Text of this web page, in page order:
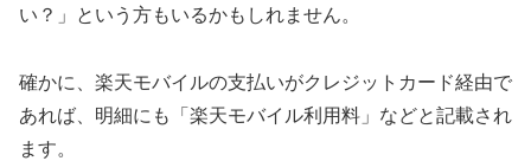
い？」という方もいるかもしれません。
確かに、楽天モバイルの支払いがクレジットカード経由で
あれば、明細にも「楽天モバイル利用料」などと記載され
ます。